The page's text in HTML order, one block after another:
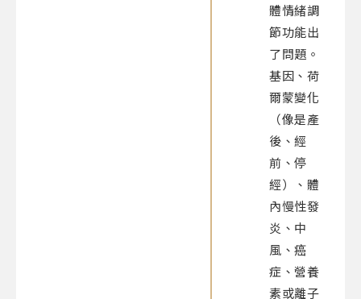
體情緒調
節功能出
了問題。
基因、荷
爾蒙變化
（像是產
後、經
前、停
經）、體
內慢性發
炎、中
風、癌
症、營養
素或離子